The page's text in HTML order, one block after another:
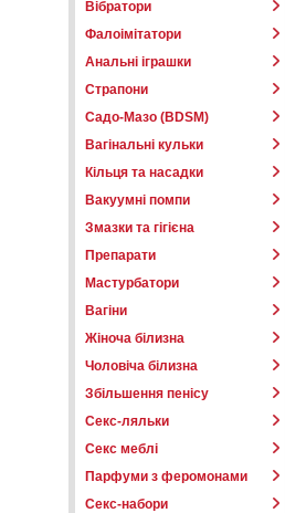
Вібратори
Фалоімітатори
Анальні іграшки
Страпони
Садо-Мазо (BDSM)
Вагінальні кульки
Кільця та насадки
Вакуумні помпи
Змазки та гігієна
Препарати
Мастурбатори
Вагіни
Жіноча білизна
Чоловіча білизна
Збільшення пенісу
Секс-ляльки
Секс меблі
Парфуми з феромонами
Секс-набори